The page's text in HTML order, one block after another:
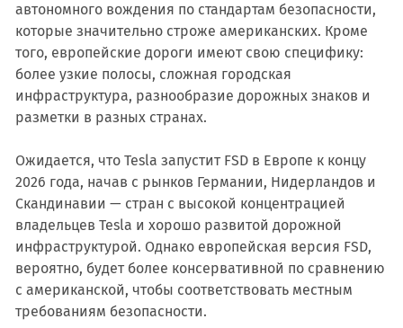
автономного вождения по стандартам безопасности,
которые значительно строже американских. Кроме
того, европейские дороги имеют свою специфику:
более узкие полосы, сложная городская
инфраструктура, разнообразие дорожных знаков и
разметки в разных странах.
Ожидается, что Tesla запустит FSD в Европе к концу
2026 года, начав с рынков Германии, Нидерландов и
Скандинавии — стран с высокой концентрацией
владельцев Tesla и хорошо развитой дорожной
инфраструктурой. Однако европейская версия FSD,
вероятно, будет более консервативной по сравнению
с американской, чтобы соответствовать местным
требованиям безопасности.